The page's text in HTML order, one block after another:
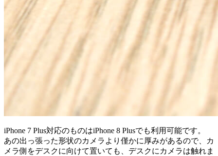
iPhone 7 Plus対応のものはiPhone 8 Plusでも利用可能です。
あの出っ張った形状のカメラより僅かに厚みがあるので、カ
メラ側をデスクに向けて置いても、デスクにカメラは触れま